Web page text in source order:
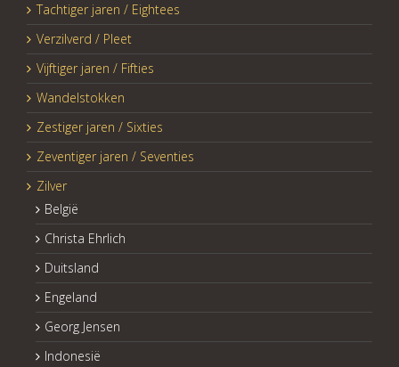
Tachtiger jaren / Eightees
Verzilverd / Pleet
Vijftiger jaren / Fifties
Wandelstokken
Zestiger jaren / Sixties
Zeventiger jaren / Seventies
Zilver
België
Christa Ehrlich
Duitsland
Engeland
Georg Jensen
Indonesië